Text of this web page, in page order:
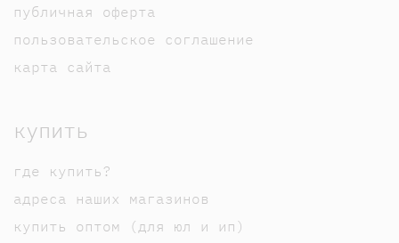
публичная оферта
пользовательское соглашение
карта сайта
купить
где купить?
адреса наших магазинов
купить оптом (для юл и ип)